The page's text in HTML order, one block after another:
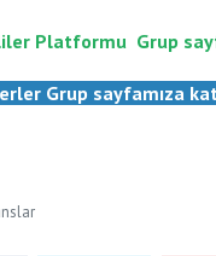
Platformu Grup
Grup sayfamıza